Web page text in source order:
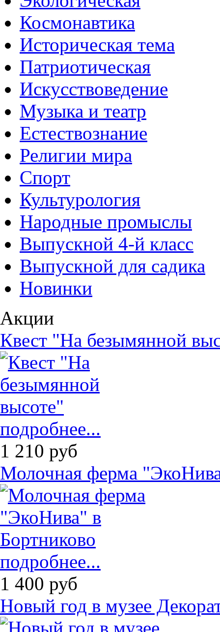
Космонавтика
Историческая тема
Патриотическая
Искусствоведение
Музыка и театр
Естествознание
Религии мира
Спорт
Культурология
Народные промыслы
Выпускной 4-й класс
Выпускной для садика
Новинки
Акции
Квест "На безымянной
подробнее...
1 210 руб
Молочная ферма
подробнее...
1 400 руб
Новый год в музее